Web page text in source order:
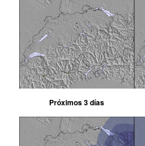
Próximos 3 días